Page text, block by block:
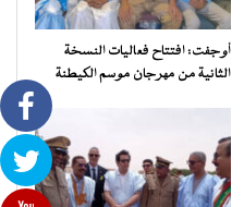
أوجفت: افتتاح فعاليات النسخة
الثانية من مهرجان موسم الكيطنة